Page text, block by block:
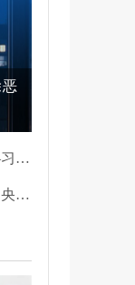
以坚定的理想信念筑牢精神根基——习近平党建思想理论品格系列述评之一
坚定不移与黑恶势力斗争到底——中央政法委负责同志就开展深化扫黑除恶专项斗争有关问题答记者问